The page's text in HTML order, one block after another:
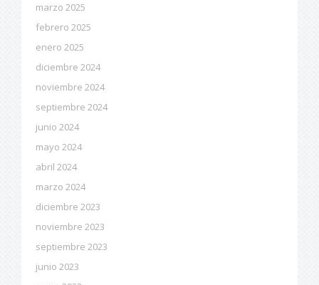
marzo 2025
febrero 2025
enero 2025
diciembre 2024
noviembre 2024
septiembre 2024
junio 2024
mayo 2024
abril 2024
marzo 2024
diciembre 2023
noviembre 2023
septiembre 2023
junio 2023